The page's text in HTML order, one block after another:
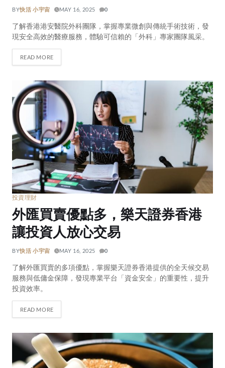
BY快活 小宇宙 MAY 16, 2025 0
了解香港港安醫院外科團隊，掌握專業微創與傳統手術技術，發
現安全高效的醫療服務，體驗可信賴的「外科」專家團隊風采。
READ MORE
投資理財
外匯買賣優點多，樂天證券香港
讓投資人放心交易
BY快活 小宇宙 MAY 16, 2025 0
了解外匯買賣的多項優點，掌握樂天證券香港提供的全天候交易
服務與低傭金保障，發現專業平台「資金安全」的重要性，提升
投資效率。
READ MORE